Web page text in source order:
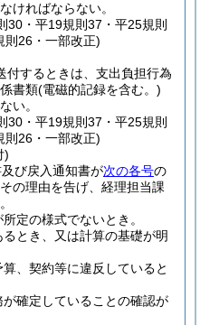
ければならない。
30・平19規則37・平25規則
則26・一部改正)
付するときは、支出負担行為
書類(電磁的記録を含む。)
い。
30・平19規則37・平25規則
則26・一部改正)
)
び戻入通知書が次の各号の
の理由を告げ、経理担当課
定の様式でないとき。
とき、又は計算の基礎が明
、契約等に違反していると
確定していることの確認が